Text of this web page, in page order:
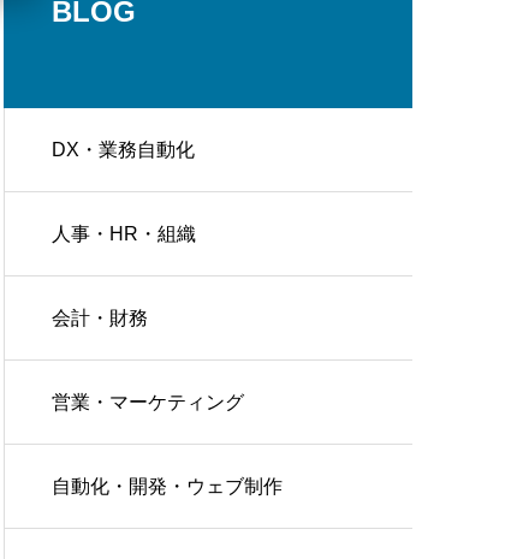
！
る効率
課題を
お手伝
業務効率を支援。
HubSpotで一元管理を
飛躍的に向上させま
していきましょう。
でも回せるWeb集客の仕組み
BLOG
DX・業務自動化
人事・HR・組織
会計・財務
営業・マーケティング
自動化・開発・ウェブ制作